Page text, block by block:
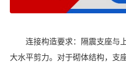
连接构造要求：隔震支座与
大水平剪力。对于砌体结构，支